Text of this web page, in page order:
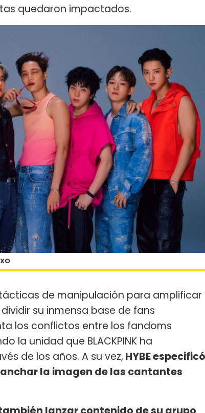
quedaron impactados.
de manipulación para amplificar
su inmensa base de fans
los conflictos entre los fandoms
la unidad que BLACKPINK ha
de los años. A su vez, HYBE especificó
la imagen de las cantantes